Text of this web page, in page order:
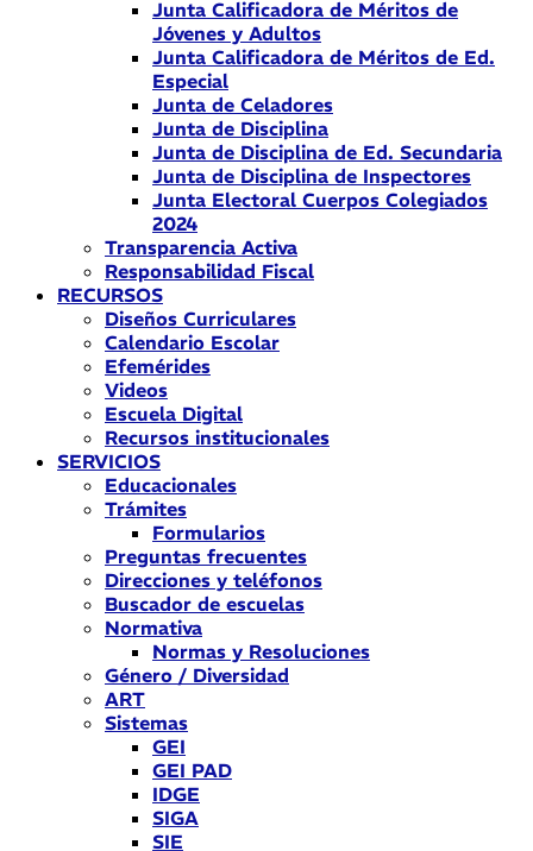
Junta Calificadora de Méritos de
Jóvenes y Adultos
Junta Calificadora de Méritos de Ed.
Especial
Junta de Celadores
Junta de Disciplina
Junta de Disciplina de Ed. Secundaria
Junta de Disciplina de Inspectores
Junta Electoral Cuerpos Colegiados
2024
Transparencia Activa
Responsabilidad Fiscal
RECURSOS
Diseños Curriculares
Calendario Escolar
Efemérides
Videos
Escuela Digital
Recursos institucionales
SERVICIOS
Educacionales
Trámites
Formularios
Preguntas frecuentes
Direcciones y teléfonos
Buscador de escuelas
Normativa
Normas y Resoluciones
Género / Diversidad
ART
Sistemas
GEI
GEI PAD
IDGE
SIGA
SIE